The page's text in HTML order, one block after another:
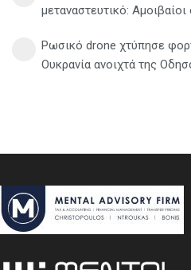
μεταναστευτικό:
Ρωσικό drone χτύπησε
Ουκρανία ανοιχτά της